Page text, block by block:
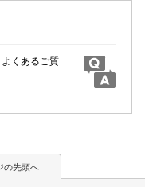
くあるご質
の先頭へ
の先頭へ